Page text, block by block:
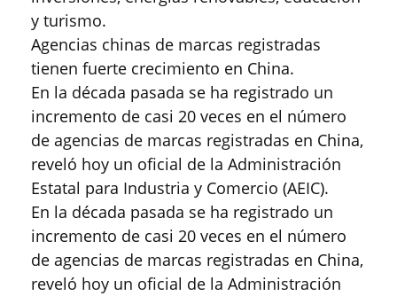
y turismo.
Agencias chinas de marcas registradas
tienen fuerte crecimiento en China.
En la década pasada se ha registrado un
incremento de casi 20 veces en el número
de agencias de marcas registradas en China,
reveló hoy un oficial de la Administración
Estatal para Industria y Comercio (AEIC).
En la década pasada se ha registrado un
incremento de casi 20 veces en el número
de agencias de marcas registradas en China,
reveló hoy un oficial de la Administración